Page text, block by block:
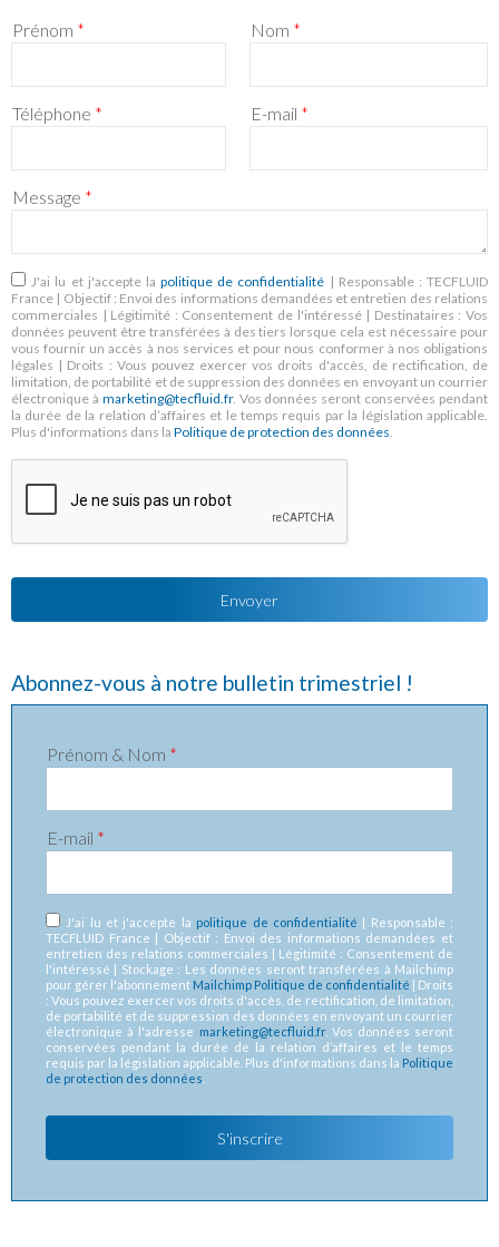
Prénom * Nom *
Téléphone * E-mail *
Message *
RGPD *
J'ai lu et j'accepte lapolitique de confidentialité | Responsable : TECFLUID
France | Objectif : Envoi des informations demandées et entretien des relations
commerciales | Légitimité : Consentement de l'intéressé | Destinataires : Vos
données peuvent être transférées à des tiers lorsque cela est nécessaire pour
vous fournir un accès à nos services et pour nous conformer à nos obligations
légales | Droits : Vous pouvez exercer vos droits d'accès, de rectification, de
limitation, de portabilité et de suppression des données en envoyant un courrier
électronique à marketing@tecfluid.fr. Vos données seront conservées pendant
la durée de la relation d’affaires et le temps requis par la législation applicable.
Plus d'informations dans la Politique de protection des données.
Abonnez-vous à notre bulletin trimestriel !
Prénom & Nom *
E-mail *
RGPD*
J'ai lu et j'accepte la politique de confidentialité | Responsable :
TECFLUID France | Objectif : Envoi des informations demandées et
entretien des relations commerciales | Légitimité : Consentement de
l'intéressé | Stockage : Les données seront transférées à Mailchimp
pour gérer l'abonnement Mailchimp Politique de confidentialité | Droits
: Vous pouvez exercer vos droits d'accès, de rectification, de limitation,
de portabilité et de suppression des données en envoyant un courrier
électronique à l'adresse marketing@tecfluid.fr. Vos données seront
conservées pendant la durée de la relation d’affaires et le temps
requis par la législation applicable. Plus d'informations dans la Politique
de protection des données